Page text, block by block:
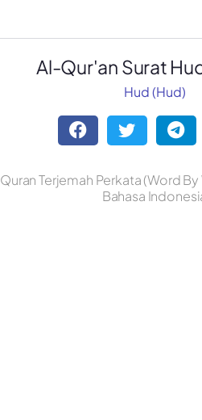
Al-Qur'an Surat
Hud (Hud)
Terjemah Perkata (Word
Bahasa